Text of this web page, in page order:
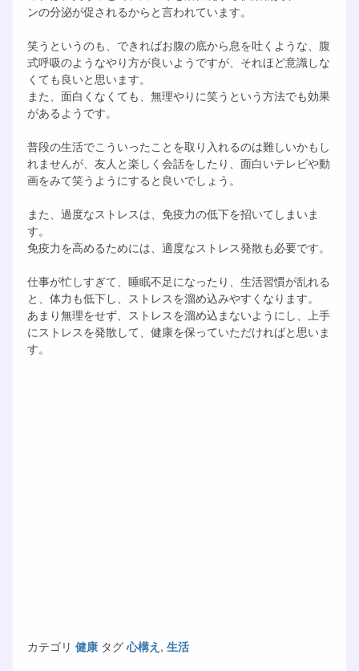
ンの分泌が促されるからと言われています。
笑うというのも、できればお腹の底から息を吐くような、腹
式呼吸のようなやり方が良いようですが、それほど意識しな
くても良いと思います。
また、面白くなくても、無理やりに笑うという方法でも効果
があるようです。
普段の生活でこういったことを取り入れるのは難しいかもし
れませんが、友人と楽しく会話をしたり、面白いテレビや動
画をみて笑うようにすると良いでしょう。
また、過度なストレスは、免疫力の低下を招いてしまいま
す。
免疫力を高めるためには、適度なストレス発散も必要です。
仕事が忙しすぎて、睡眠不足になったり、生活習慣が乱れる
と、体力も低下し、ストレスを溜め込みやすくなります。
あまり無理をせず、ストレスを溜め込まないようにし、上手
にストレスを発散して、健康を保っていただければと思いま
す。
カテゴリ 健康 タグ 心構え , 生活